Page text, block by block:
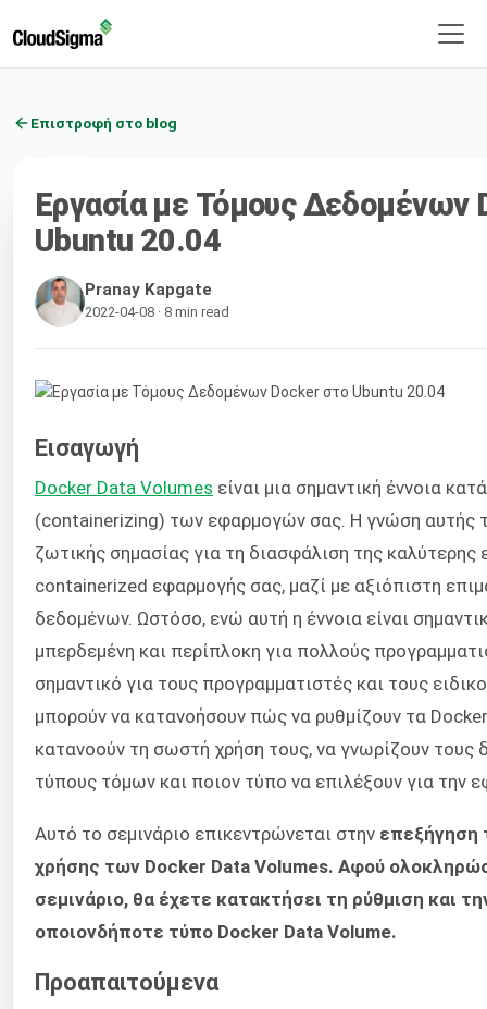
Επιστροφή στο blog
Εργασία με Τόμους Δεδομένων
Ubuntu 20.04
Pranay Kapgate
2022-04-08 · 8 min read
Εισαγωγή
Docker Data Volumes είναι μια σημαντική έννοια
(containerizing) των εφαρμογών σας. Η γνώση αυτής
ζωτικής σημασίας για τη διασφάλιση της καλύτερης
containerized εφαρμογής σας, μαζί με αξιόπιστη
δεδομένων. Ωστόσο, ενώ αυτή η έννοια είναι
μπερδεμένη και περίπλοκη για πολλούς
σημαντικό για τους προγραμματιστές και τους
μπορούν να κατανοήσουν πώς να ρυθμίζουν τα
κατανοούν τη σωστή χρήση τους, να γνωρίζουν τους
τύπους τόμων και ποιον τύπο να επιλέξουν για την
Αυτό το σεμινάριο επικεντρώνεται στην επεξήγηση
χρήσης των Docker Data Volumes. Αφού
σεμινάριο, θα έχετε κατακτήσει τη ρύθμιση και
οποιονδήποτε τύπο Docker Data Volume.
Προαπαιτούμενα